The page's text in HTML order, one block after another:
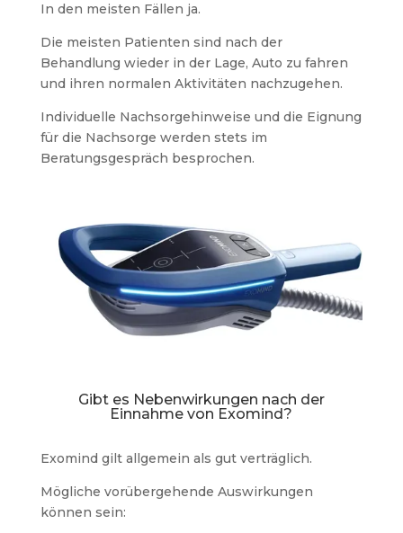
In den meisten Fällen ja.
Die meisten Patienten sind nach der
Behandlung wieder in der Lage, Auto zu fahren
und ihren normalen Aktivitäten nachzugehen.
Individuelle Nachsorgehinweise und die Eignung
für die Nachsorge werden stets im
Beratungsgespräch besprochen.
Gibt es Nebenwirkungen nach der
Einnahme von Exomind?
Exomind gilt allgemein als gut verträglich.
Mögliche vorübergehende Auswirkungen
können sein: